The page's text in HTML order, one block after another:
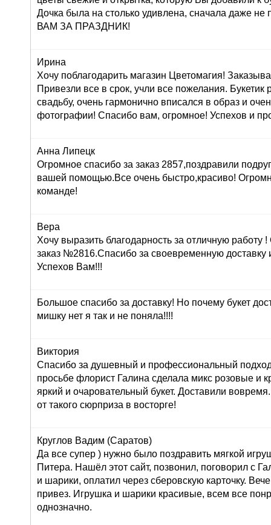
Дочка была на столько удивлена, сначала даже
ВАМ ЗА ПРАЗДНИК!
Ирина
Хочу поблагодарить магазин Цветомагия!
Привезли все в срок, учли все пожелания. Букетик
свадьбу, очень гармонично вписался в образ и
фотографии! Спасибо вам, огромное! Успехов и
Анна Липецк
Огромное спасибо за заказ 2857,поздравили
вашей помощью.Все очень быстро,красиво!
команде!
Вера
Хочу выразить благодарность за отличную
заказ №2816.Спасибо за своевременную
Успехов Вам!!!
Большое спасибо за доставку! Но почему букет
мишку нет я так и не поняла!!!!
Виктория
Спасибо за душевный и профессиональный
просьбе флорист Галина сделала микс розовые и
яркий и очаровательный букет. Доставили
от такого сюрприза в восторге!
Круглов Вадим (Саратов)
Да все супер ) нужно было поздравить мягкой
Питера. Нашёл этот сайт, позвонил, поговорил с
и шарики, оплатил через сберовскую карточку.
привез. Игрушка и шарики красивые, всем все
однозначно.